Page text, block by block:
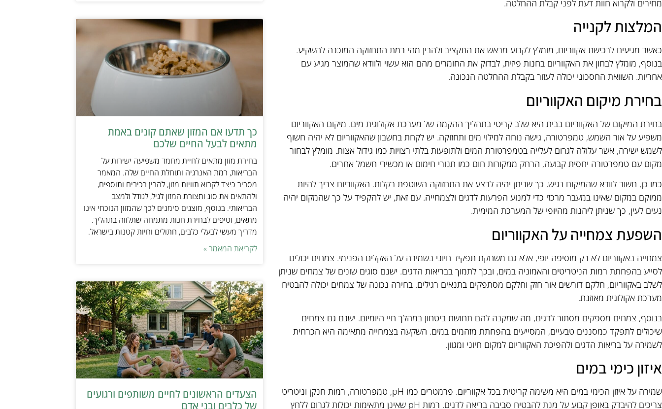
מחירים ולקרוא חוות דעת לפני קבלת ההחלטה.
המלצות לקנייה
כאשר מגיעים לרכישת אקווריום, מומלץ לקבוע מראש את התקציב ולהבין מהי רמת התחזוקה המוכנה להשקיע.
בנוסף, מומלץ לבחון את האקווריום בחנות פיזית, לבדוק את החומרים מהם הוא עשוי ולוודא שהמוצר מגיע עם
אחריות. השוואת החסכוני יכולה לעזור בקבלת ההחלטה הנכונה.
בחירת מיקום האקווריום
בחירת המיקום של האקווריום בבית היא שלב קריטי בתהליך ההקמה של מערכת אקולוגית מים. מיקום האקווריום
משפיע על אור השמש, טמפרטורה, גישה נוחה למילוי מים ותחזוקה. יש לקחת בחשבון שהאקווריום לא יהיה חשוף
לשמש ישירה, אשר עלולה לגרום לעלייה בטמפרטורת המים ולתופעות בלתי רצויות כמו גידול אצות. מומלץ לבחור
מקום עם טמפרטורה יחסית קבועה, הרחק ממקורות חום כמו תנורי חימום או מכשירי חשמל אחרים.
כמו כן, חשוב לוודא שהמיקום נגיש, כך שניתן יהיה לבצע את התחזוקה השוטפת בקלות. האקווריום צריך להיות
ממוקם במקום שאינו במעבר מרכזי כדי למנוע הפרעות לדגים ולצמחייה. עם זאת, יש להקפיד על כך שהמקום יהיה
נעים לעין, כך שניתן ליהנות מהיופי של המערכת המימית.
השפעת צמחייה על האקווריום
צמחייה באקווריום לא רק מוסיפה יופי, אלא גם משחקת תפקיד חיוני בשמירה על האקלים הפנימי. צמחים יכולים
לסייע בהפחתת רמות הניטריטים והאמוניה במים, ובכך לתמוך בבריאות הדגים. ישנם סוגים שונים של צמחים שניתן
לשלב באקווריום, חלקם דורשים אור חזק וחלקם מסתפקים בתנאים רגילים. בחירה נכונה של צמחים יכולה להבטיח
מערכת אקולוגית מאוזנת.
בנוסף, צמחים מספקים מסתור לדגים, מה שמקנה להם תחושת ביטחון במהלך חיי היומיום. ישנם גם צמחים
שיכולים לתפקד כמסננים טבעיים, המסייעים בהפחתת מזהמים במים. השקעה בצמחייה מתאימה היא הכרחית
לשמירה על בריאות הדגים ולהפיכת האקווריום למקום חיוני ומגוון.
איזון כימי במים
שמירה על איזון הכימי במים היא משימה קריטית בכל אקווריום. פרמטרים כמו pH, טמפרטורה, רמות חנקן וניטריט
צריכים להיבדק באופן קבוע על מנת להבטיח סביבה בריאה לדגים. רמות pH שאינן מתאימות יכולות לגרום ללחץ
כך תדעו אם המזון שאתם קונים באמת
מתאים לבעל החיים שלכם
בחירת מזון מתאים לחיית מחמד משפיעה ישירות על
הבריאות, רמת האנרגיה ותוחלת החיים שלה. המאמר
מסביר כיצד לקרוא תוויות מזון, להבין רכיבים ותוספים,
ולהתאים את סוג ותצורת המזון לגיל, לגודל ולמצב
הבריאותי. בנוסף, מוצגים סימנים לכך שהמזון הנוכחי אינו
מתאים, וטיפים לבחירת חנות מתמחה שתלווה בתהליך.
מדריך מעשי לבעלי כלבים, חתולים וחיות קטנות בישראל.
לקריאת המאמר »
הצעדים הראשונים לחיים משותפים ורגועים
של כלבים ובני אדם